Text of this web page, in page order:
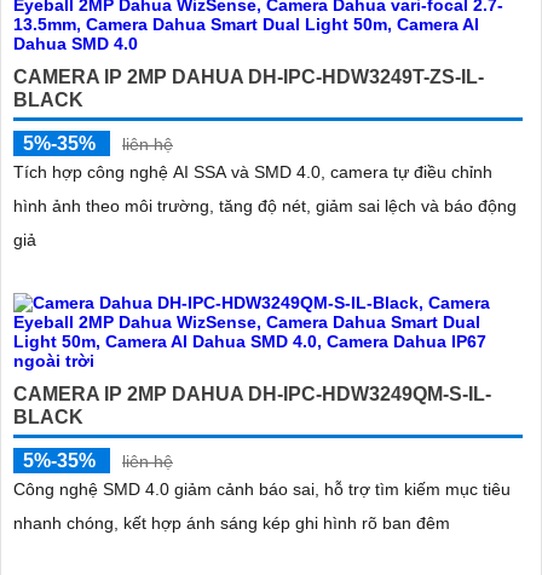
CAMERA IP 2MP DAHUA DH-IPC-HDW3249T-ZS-IL-
BLACK
5%-35%
liên hệ
Tích hợp công nghệ AI SSA và SMD 4.0, camera tự điều chỉnh
hình ảnh theo môi trường, tăng độ nét, giảm sai lệch và báo động
giả
CAMERA IP 2MP DAHUA DH-IPC-HDW3249QM-S-IL-
BLACK
5%-35%
liên hệ
Công nghệ SMD 4.0 giảm cảnh báo sai, hỗ trợ tìm kiếm mục tiêu
nhanh chóng, kết hợp ánh sáng kép ghi hình rõ ban đêm